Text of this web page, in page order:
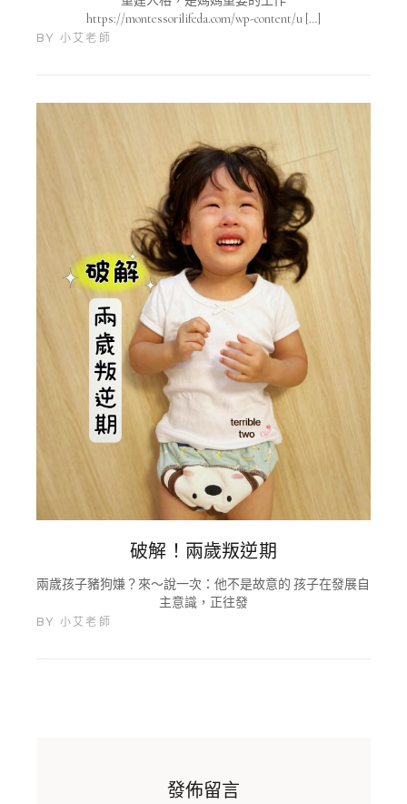
https://montessorilifeda.com/wp-content/u […]
BY 小艾老師
破解！兩歲叛逆期
兩歲孩子豬狗嫌？來～說一次：他不是故意的 孩子在發展自
主意識，正往發
BY 小艾老師
發佈留言